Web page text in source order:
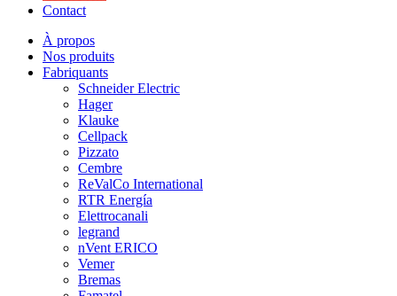
Contact
À propos
Nos produits
Fabriquants
Schneider Electric
Hager
Klauke
Cellpack
Pizzato
Cembre
ReValCo International
RTR Energía
Elettrocanali
legrand
nVent ERICO
Vemer
Bremas